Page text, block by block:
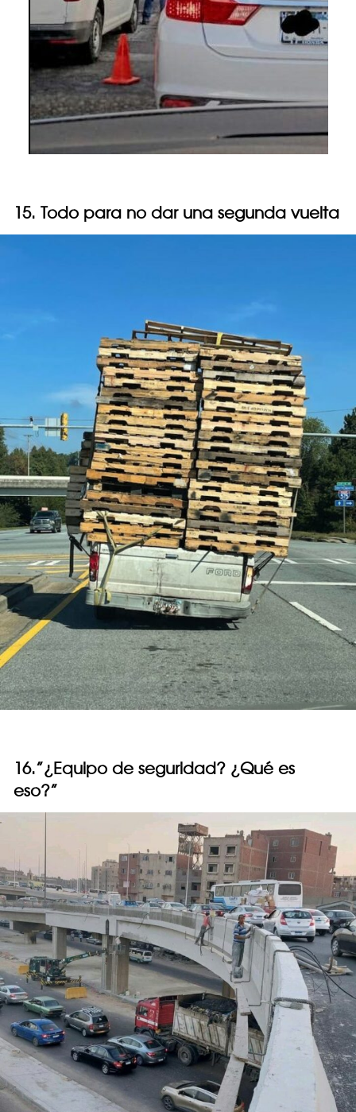
15. Todo para no dar una segunda vuelta
16.”¿Equipo de seguridad? ¿Qué es
eso?”